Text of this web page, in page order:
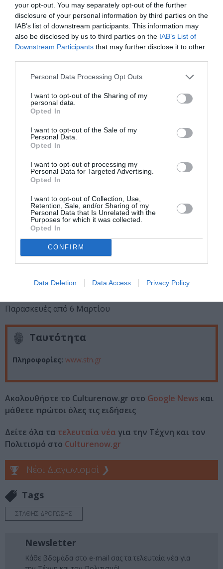
your opt-out. You may separately opt-out of the further
disclosure of your personal information by third parties on the
IAB’s list of downstream participants. This information may
also be disclosed by us to third parties on the IAB’s List of
Downstream Participants that may further disclose it to other
Personal Data Processing Opt Outs
I want to opt-out of the Sharing of my
personal data.
Opted In
I want to opt-out of the Sale of my
Personal Data.
Opted In
I want to opt-out of processing my
Personal Data for Targeted Advertising.
Opted In
I want to opt-out of Collection, Use,
Retention, Sale, and/or Sharing of my
Personal Data that Is Unrelated with the
Purposes for which it was collected.
Opted In
CONFIRM
Data Deletion Data Access Privacy Policy
Παρασκευή 27/2 ΣΩΚΡΑΤΗΣ ΜΑΛΑΜΑΣ@ Σταυρός
του Νότου ΚΕΝΤΡΙΚΗ ΣΚΗΝΗ
Παρασκευή 27/2 ΜΑΡΙΖΑ ΡΙΖΟΥ@ Σταυρός του Νότου
Σάββατο 28/2 ΣΩΚΡΑΤΗΣ ΜΑΛΑΜΑΣ
@ Σταυρός του
Νότου ΚΕΝΤΡΙΚΗ ΣΚΗΝΗ
Σάββατο 28/2 ΕΛΛΗ ΠΑΣΠΑΛΑ – VASSILIKOS
Σταυρός του Νότου PLUS[ΕΝΑΡΞΗ]
Σάββατο 28/2 HOUSE BAND: ΓΙΩΡΓΟΣ ΤΕΝΤΖΕΡΑΚΗΣ,
ΑΛΕΞΑΝΔΡΟΣ ΜΙΧΟΣ, ΠΕΤΡΟΣ ΜΠΟΥΣΟΥΛΟΠΟΥΛΟΣ,
ΕΛΕΝΑ ΑΝΑΓΙΩΤΟΥ «20 χρόνια Live – 20 χρόνια μια
παρέα!»@ Σταυρός του Νότου CLUB
ΠΡΟΣΕΧΩΣ ΤΟΝ ΜΑΡΤΙΟ:
ΑΛΚΙΝΟΟΣ ΙΩΑΝΝΙΔΗΣ
@ Σταυρός του Νότου ΚΕΝΤΡΙΚΗ ΣΚΗΝΗ
Από Παρασκευή 13 Μαρτίου
Και κάθε Παρασκευή και Σάββατο
ΝΙΚΟΣ ΠΟΡΤΟΚΑΛΟΓΛΟΥ
Παρασκευές από 6 Μαρτίου
Ταυτότητα
Πληροφορίες: www.stn.gr
Ακολουθήστε το Culturenow.gr στο Google News και
μάθετε πρώτοι όλες τις ειδήσεις
Δείτε όλα τα τελευταία νέα για την Τέχνη και τον
Πολιτισμό στο Culturenow.gr
Νέοι Διαγωνισμοί ❯
Tags
ΣΤΑΘΗΣ ΔΡΟΓΩΣΗΣ
Newsletter
Κάθε βδομάδα στο e-mail σας τα τελευταία νέα για